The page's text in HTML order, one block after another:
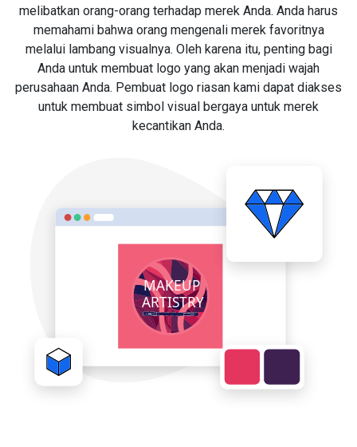
melibatkan orang-orang terhadap merek Anda. Anda harus
memahami bahwa orang mengenali merek favoritnya
melalui lambang visualnya. Oleh karena itu, penting bagi
Anda untuk membuat logo yang akan menjadi wajah
perusahaan Anda. Pembuat logo riasan kami dapat diakses
untuk membuat simbol visual bergaya untuk merek
kecantikan Anda.